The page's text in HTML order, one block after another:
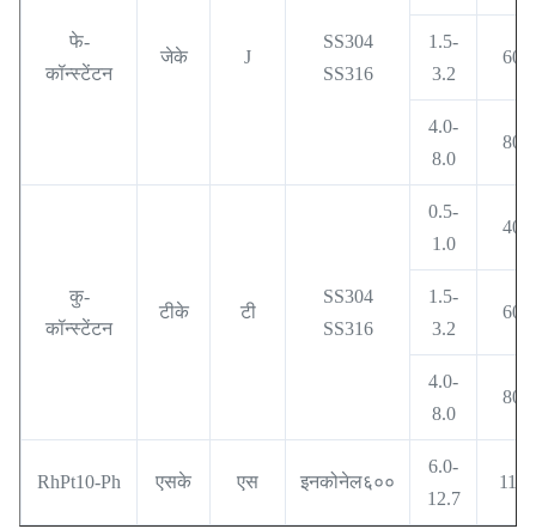
फे-
कॉन्स्टेंटन
जेके J
SS304
SS316
1.5-
3.2
600
4.0-
8.0
800
कु-
कॉन्स्टेंटन
टीके टी
SS304
SS316
0.5-
1.0
400
1.5-
3.2
600
4.0-
8.0
800
RhPt10-Ph एसके एस इनकोनेल६००
6.0-
12.7
1100